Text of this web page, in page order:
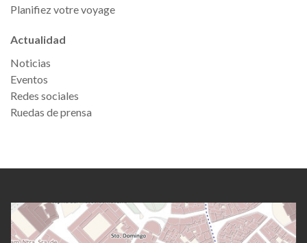
Planifiez votre voyage
Actualidad
Noticias
Eventos
Redes sociales
Ruedas de prensa